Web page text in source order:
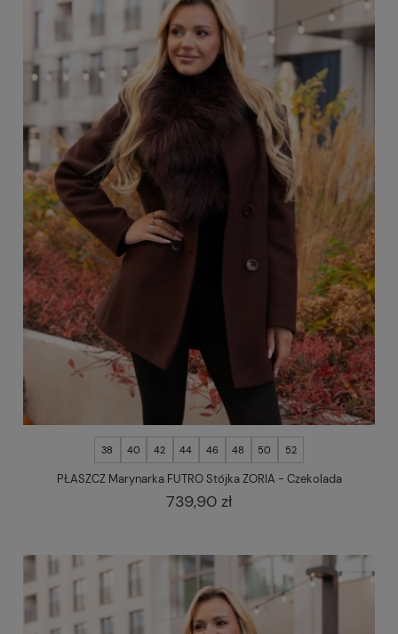
38 40 42 44 46 48 50 52
PŁASZCZ Marynarka FUTRO Stójka ZORIA - Czekolada
739,90 zł